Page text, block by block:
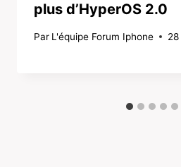
plus d’HyperOS 2.0
Par L'équipe Forum Iphone